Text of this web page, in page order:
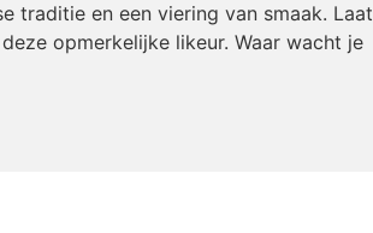
traditie en een viering van smaak. Laat
opmerkelijke likeur. Waar wacht je